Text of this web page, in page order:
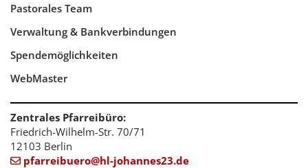
Pastorales Team
Verwaltung & Bankverbindungen
Spendemöglichkeiten
WebMaster
Zentrales Pfarreibüro:
Friedrich-Wilhelm-Str. 70/71
12103 Berlin
 pfarreibuero@hl-johannes23.de